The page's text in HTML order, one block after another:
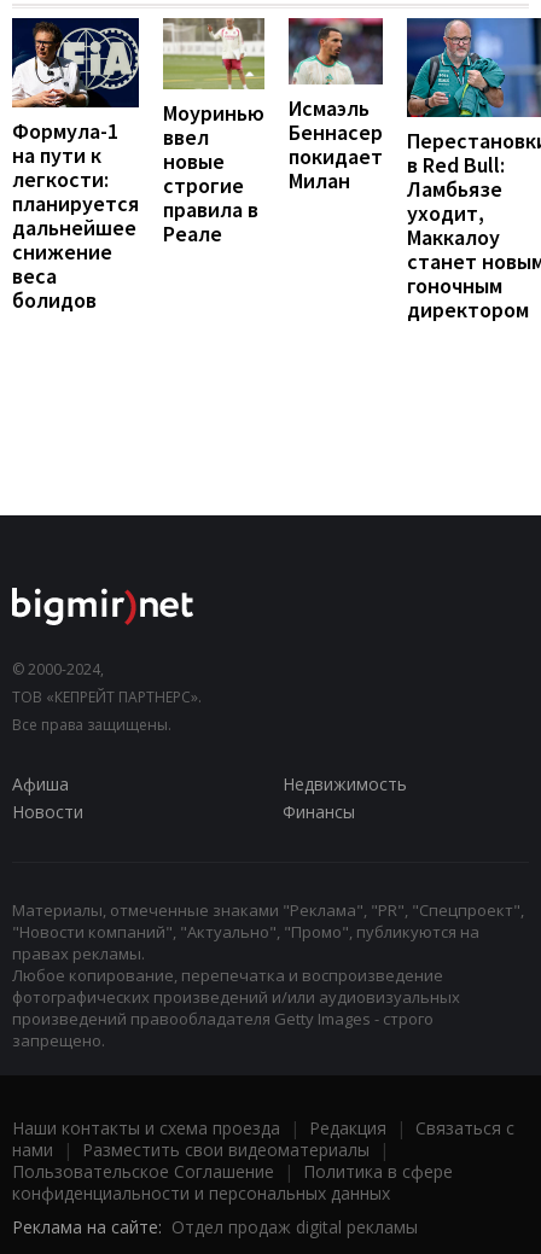
Формула-1
на пути к
легкости:
планируется
дальнейшее
снижение
веса
болидов
Моуринью
ввел
новые
строгие
правила в
Реале
Исмаэль
Беннасер
покидает
Милан
в Red Bull:
Ламбьязе
уходит,
Маккалоу
станет
гоночным
директором
© 2000-2024,
ТОВ «КЕПРЕЙТ ПАРТНЕРС».
Все права защищены.
Афиша
Недвижимость
Новости
Финансы
Материалы, отмеченные знаками "Реклама", "PR", "Спецпроект",
"Новости компаний", "Актуально", "Промо", публикуются на
правах рекламы.
Любое копирование, перепечатка и воспроизведение
фотографических произведений и/или аудиовизуальных
произведений правообладателя Getty Images - строго
запрещено.
Наши контакты и схема проезда | Редакция | Связаться с
нами | Разместить свои видеоматериалы |
Пользовательское Соглашение |
Политика в сфере
конфиденциальности и персональных данных
Реклама на сайте: Отдел продаж digital рекламы